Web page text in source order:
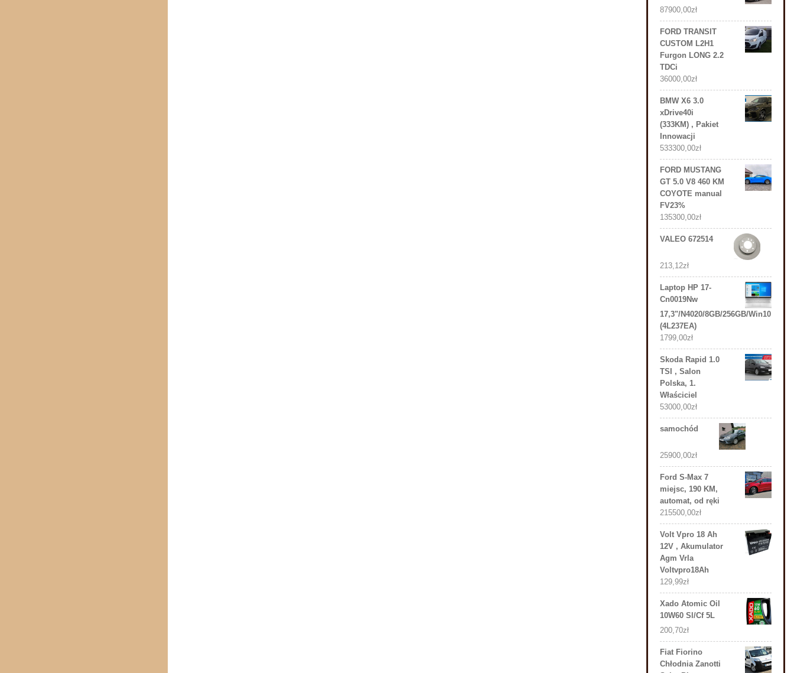
87900,00zł
FORD TRANSIT
CUSTOM L2H1
Furgon LONG 2.2
TDCi
36000,00zł
BMW X6 3.0
xDrive40i
(333KM) , Pakiet
Innowacji
533300,00zł
FORD MUSTANG
GT 5.0 V8 460 KM
COYOTE manual
FV23%
135300,00zł
VALEO 672514
213,12zł
Laptop HP 17-
Cn0019Nw
17,3"/N4020/8GB/256GB/Win10
(4L237EA)
1799,00zł
Skoda Rapid 1.0
TSI , Salon
Polska, 1.
Właściciel
53000,00zł
samochód
25900,00zł
Ford S-Max 7
miejsc, 190 KM,
automat, od ręki
215500,00zł
Volt Vpro 18 Ah
12V , Akumulator
Agm Vrla
Voltvpro18Ah
129,99zł
Xado Atomic Oil
10W60 Sl/Cf 5L
200,70zł
Fiat Fiorino
Chłodnia Zanotti